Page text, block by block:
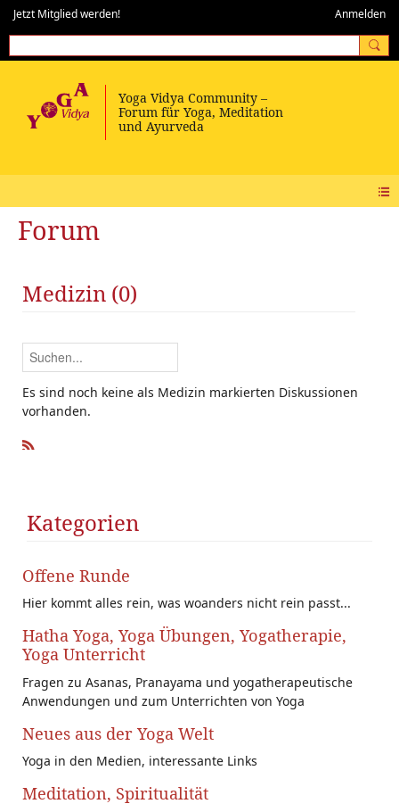
Jetzt Mitglied werden! Anmelden
Forum
Medizin (0)
Es sind noch keine als Medizin markierten Diskussionen
vorhanden.
Kategorien
Offene Runde
Hier kommt alles rein, was woanders nicht rein passt...
Hatha Yoga, Yoga Übungen, Yogatherapie,
Yoga Unterricht
Fragen zu Asanas, Pranayama und yogatherapeutische
Anwendungen und zum Unterrichten von Yoga
Neues aus der Yoga Welt
Yoga in den Medien, interessante Links
Meditation, Spiritualität